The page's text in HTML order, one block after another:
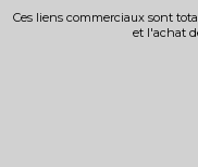
Ces liens commerciaux sont
et l'achat